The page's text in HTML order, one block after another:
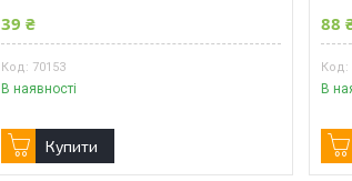
39 ₴
70153
В наявності
Купити
88
В